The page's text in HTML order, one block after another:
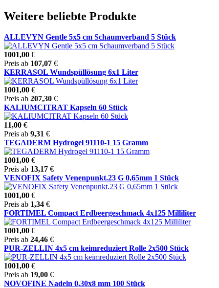
Weitere beliebte Produkte
ALLEVYN Gentle 5x5 cm Schaumverband 5 Stück
1001,00 €
Preis ab 107,07 €
KERRASOL Wundspüllösung 6x1 Liter
1001,00 €
Preis ab 207,30 €
KALIUMCITRAT Kapseln 60 Stück
11,00 €
Preis ab 9,31 €
TEGADERM Hydrogel 91110-1 15 Gramm
1001,00 €
Preis ab 13,17 €
VENOFIX Safety Venenpunkt.23 G 0,65mm 1 Stück
1001,00 €
Preis ab 1,34 €
FORTIMEL Compact Erdbeergeschmack 4x125 Milliliter
1001,00 €
Preis ab 24,46 €
PUR-ZELLIN 4x5 cm keimreduziert Rolle 2x500 Stück
1001,00 €
Preis ab 19,00 €
NOVOFINE Nadeln 0,30x8 mm 100 Stück